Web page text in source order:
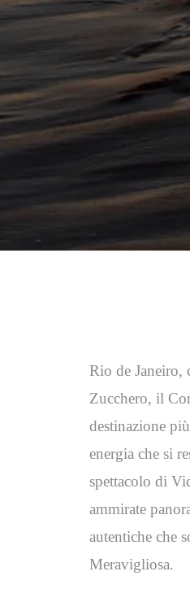
Rio de
Zucchero, il
destinazione
energia che si
spettacolo di
ammirate
autentiche che
Meravigliosa.